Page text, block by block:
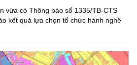
vừa có Thông báo số 1335/TB-CTS
kết quả lựa chọn tổ chức hành nghề